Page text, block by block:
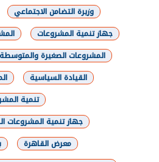
وزيرة التضامن الاجتماعي
جهاز تنمية المشروعات
المشروعات الصغيرة والمتوسطة
القيادة السياسية
تنمية
جهاز تنمية المشروعات
معرض القاهرة